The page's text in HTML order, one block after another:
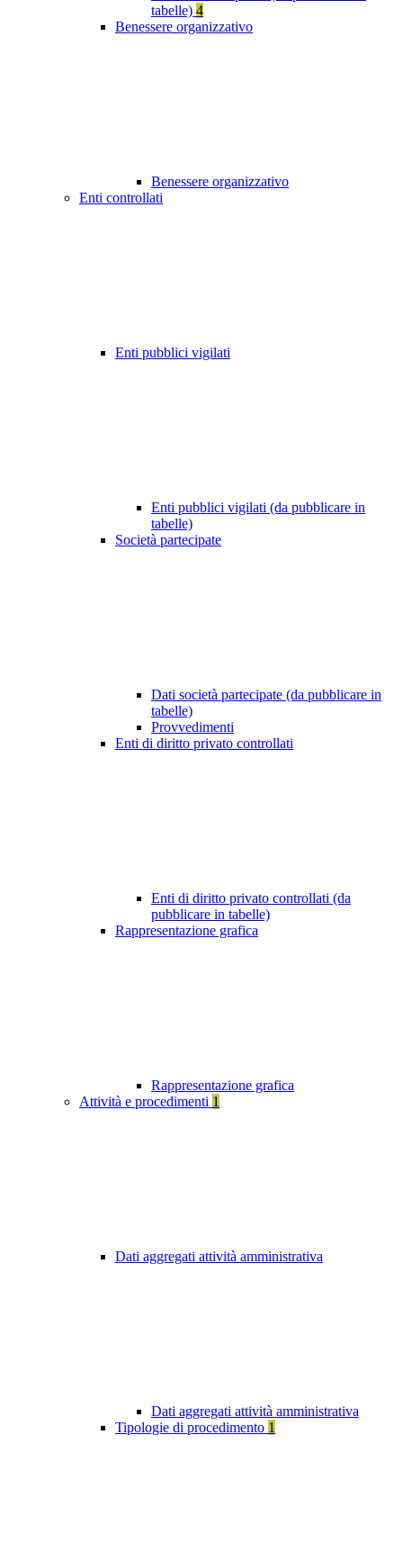
tabelle) 4
Benessere organizzativo
Benessere organizzativo
Enti controllati
Enti pubblici vigilati
Enti pubblici vigilati (da pubblicare in
tabelle)
Società partecipate
Dati società partecipate (da pubblicare in
tabelle)
Provvedimenti
Enti di diritto privato controllati
Enti di diritto privato controllati (da
pubblicare in tabelle)
Rappresentazione grafica
Rappresentazione grafica
Attività e procedimenti 1
Dati aggregati attività amministrativa
Dati aggregati attività amministrativa
Tipologie di procedimento 1